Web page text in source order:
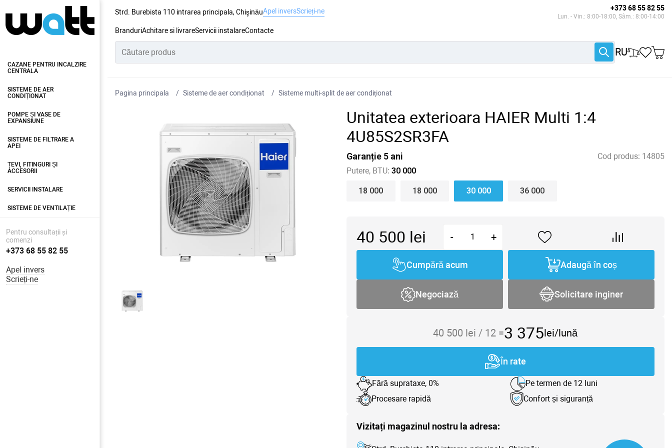
Strd. Burebista 110 intrarea principala, ChişinăuApel inversScrieți-ne +373 68 55 82 55
Lun. - Vin.: 8:00-18:00, Sâm.: 8:00-14:00
BranduriAchitare si livrareServicii instalareContacte
RU
CAZANE PENTRU INCALZIRE
CENTRALA
SISTEME DE AER
CONDIȚIONAT
POMPE ȘI VASE DE
EXPANSIUNE
SISTEME DE FILTRARE A
APEI
ȚEVI, FITINGURI ȘI
ACCESORII
SERVICII INSTALARE
SISTEME DE VENTILAȚIE
Pentru consultații și
comenzi
+373 68 55 82 55
Apel invers
Scrieți-ne
Pagina principala Sisteme de aer condiționat Sisteme multi-split de aer condiționat
Unitatea exterioara HAIER Multi 1:4
4U85S2SR3FA
Garanție 5 ani Cod produs: 14805
Putere, BTU: 30 000
18 000 18 000 30 000 36 000
40 500 lei - +
Cumpără acum Adaugă în coș
Negociază Solicitare inginer
40 500 lei / 12 =3 375lei/lună
În rate
Fără suprataxe, 0%
Pe termen de 12 luni
Procesare rapidă
Confort și siguranță
Vizitați magazinul nostru la adresa: